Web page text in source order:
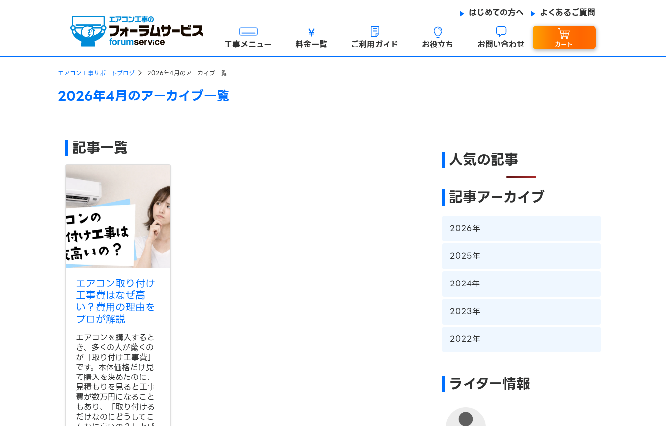
はじめての方へ よくあるご質問
工事メニュー 料金一覧 ご利用ガイド お役立ち お問い合わせ カート
エアコン工事サポートブログ 2026年4月のアーカイブ一覧
2026年4月のアーカイブ一覧
記事一覧
エアコン取り付け
工事費はなぜ高
い？費用の理由を
プロが解説
エアコンを購入すると
き、多くの人が驚くの
が「取り付け工事費」
です。本体価格だけ見
て購入を決めたのに、
見積もりを見ると工事
費が数万円になること
もあり、「取り付ける
だけなのにどうしてこ
人気の記事
記事アーカイブ
2026年
2025年
2024年
2023年
2022年
ライター情報